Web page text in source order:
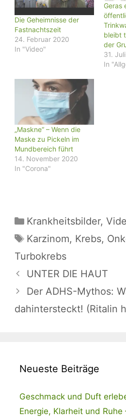
Die Geheimnisse der
Fastnachtszeit
24. Februar 2020
In "Video"
Geras
bleibt
der
31.
In
„Maskne“ – Wenn die
Maske zu Pickeln im
Mundbereich führt
14. November 2020
In "Corona"
Kategorien
Krankheitsbilder,
Schlagwörter
Karzinom, Krebs,
Turbokrebs
UNTER DIE HAUT
Der ADHS-Mythos:
dahintersteckt! (Ritalin
Neueste Beiträge
Geschmack und Duft
Energie, Klarheit und Ruhe